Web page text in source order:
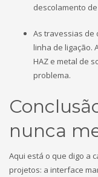
descolamento
As travessias de
linha de ligação.
HAZ e metal de
problema.
nunca
Aqui está o que digo a
projetos: a interface